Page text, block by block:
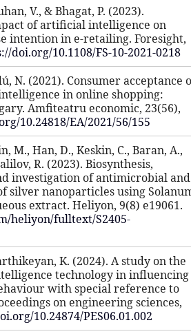
[30] Bhagat, R., Chauhan, V., &
Investigating the impact of
consumer’s purchase intention in
25(2), 249-263.https://doi.org/
[31] Nagy, S., & Hajdú, N. (2021).
the use of artificial intelligence in
Evidence from Hungary.
155-173.https://doi.org/10.24818/
[32] Xu, J., Yildiztekin, M., Han, D.,
Baran, M. F., … & Khalilov, R.
characterization, and investigation
cytotoxic activities of silver
tuberosum peel aqueous extract.
https://www.cell.com/heliyon/
[33] Ramya, K., & Karthikeyan, K.
usage of artificial intelligence
consumer buying behaviour with
online shopping. Proceedings on
5(4), 13-20.https://doi.org/10.24874/